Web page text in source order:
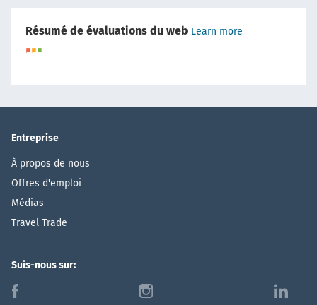
Résumé de évaluations du web Learn more
Entreprise
À propos de nous
Offres d'emploi
Médias
Travel Trade
Suis-nous sur:
f i l